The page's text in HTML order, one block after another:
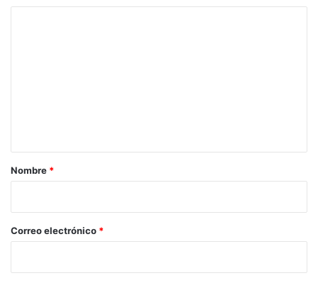
r
*
Nombre *
Correo electrónico *